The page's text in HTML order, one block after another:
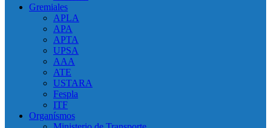
Gremiales
APLA
APA
APTA
UPSA
AAA
ATE
USTARA
Fespla
ITF
Organísmos